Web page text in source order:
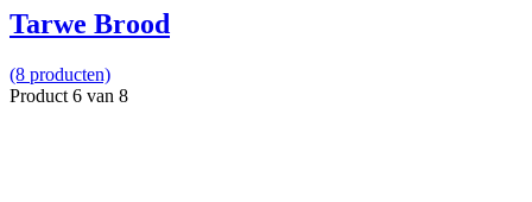
Tarwe Brood
(8 producten)
Product 6 van 8